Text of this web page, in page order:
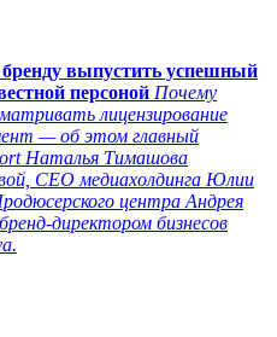
выпустить успешный
персоной Почему
лицензирование
— об этом главный
Наталья Тимашова
СЕО медиахолдинга Юлии
центра Андрея
директором бизнесов